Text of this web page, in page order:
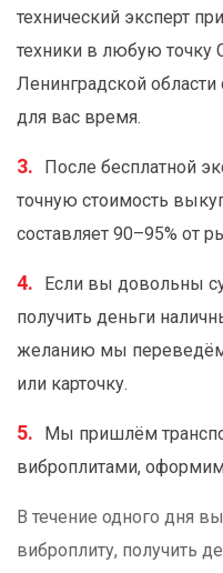
технический эксперт
техники в любую точку
Ленинградской
для вас время.
После бесплатной
точную стоимость
составляет 90–95% от
Если вы довольны
получить деньги
желанию мы переведём
или карточку.
Мы пришлём
виброплитами,
В течение одного дня
виброплиту, получить